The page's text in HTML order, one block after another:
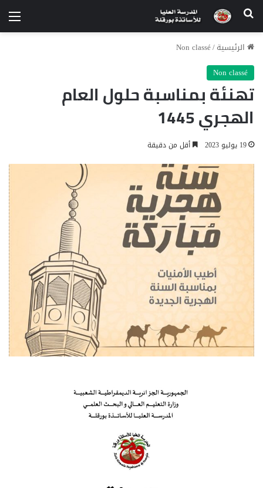
الرئيسية/
Non classé
Non classé
تهنئة بمناسبة حلول العام
الهجري 1445‎
19 يوليو 2023 أقل من دقيقة